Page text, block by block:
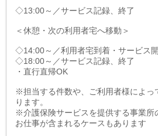
◇13:00～／サービス記録、終了
＜休憩・次の利用者宅へ移動＞
◇14:00～／利用者宅到着・サービス
◇18:00～／サービス記録、終了
・直行直帰OK
※担当する件数や、ご利用者様によっ
ります。
※介護保険サービスを提供する事業所
お仕事が含まれるケースもあります